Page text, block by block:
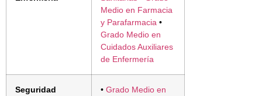
Medio en Farmacia
y Parafarmacia •
Grado Medio en
Cuidados Auxiliares
de Enfermería
Seguridad
• Grado Medio en